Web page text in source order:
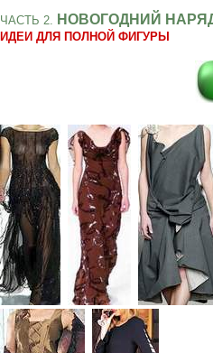
ЧАСТЬ 2. НОВОГОДНИЙ
ИДЕИ ДЛЯ ПОЛНОЙ ФИГУРЫ